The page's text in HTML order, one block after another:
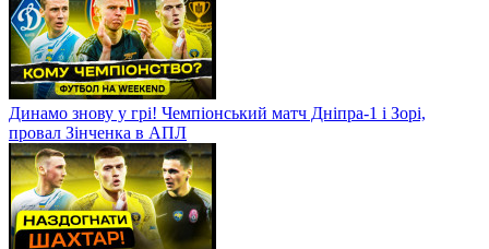
Динамо знову у грі! Чемпіонський матч Дніпра-1 і Зорі,
провал Зінченка в АПЛ